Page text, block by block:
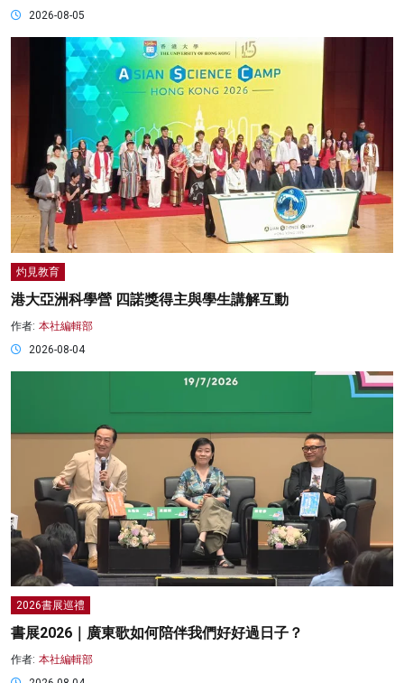
2026-08-05
灼見教育
港大亞洲科學營 四諾獎得主與學生講解互動
作者: 本社編輯部
2026-08-04
2026書展巡禮
書展2026｜廣東歌如何陪伴我們好好過日子？
作者: 本社編輯部